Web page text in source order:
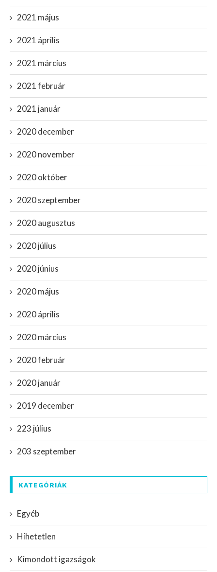
2021 május
2021 április
2021 március
2021 február
2021 január
2020 december
2020 november
2020 október
2020 szeptember
2020 augusztus
2020 július
2020 június
2020 május
2020 április
2020 március
2020 február
2020 január
2019 december
223 július
203 szeptember
KATEGÓRIÁK
Egyéb
Hihetetlen
Kimondott igazságok